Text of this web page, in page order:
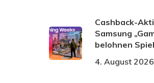
Cashback-
Samsung
belohnen
4. August 2026